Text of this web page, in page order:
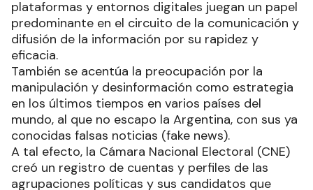
plataformas y entornos digitales juegan un papel
predominante en el circuito de la comunicación y
difusión de la información por su rapidez y
eficacia.
También se acentúa la preocupación por la
manipulación y desinformación como estrategia
en los últimos tiempos en varios países del
mundo, al que no escapo la Argentina, con sus ya
conocidas falsas noticias (fake news).
A tal efecto, la Cámara Nacional Electoral (CNE)
creó un registro de cuentas y perfiles de las
agrupaciones políticas y sus candidatos que